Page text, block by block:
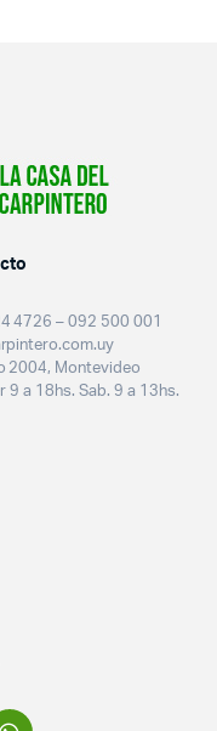
4726 – 092 500 001
2004, Montevideo
9 a 18hs. Sab. 9 a 13hs.